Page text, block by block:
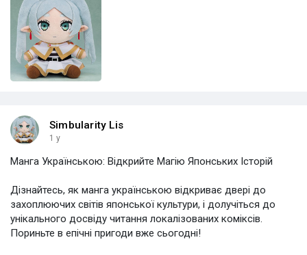
Simbularity Lis
1 y
Манга Українською: Відкрийте Магію Японських Історій
Дізнайтесь, як манга українською відкриває двері до
захоплюючих світів японської культури, і долучіться до
унікального досвіду читання локалізованих коміксів.
Пориньте в епічні пригоди вже сьогодні!